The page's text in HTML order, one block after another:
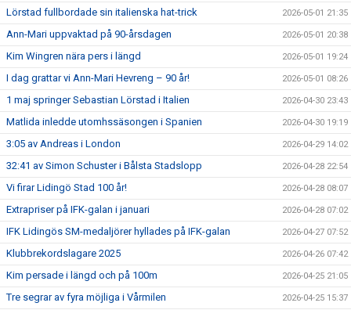
Lörstad fullbordade sin italienska hat-trick 2026-05-01 21:35
Ann-Mari uppvaktad på 90-årsdagen 2026-05-01 20:38
Kim Wingren nära pers i längd 2026-05-01 19:24
I dag grattar vi Ann-Mari Hevreng – 90 år! 2026-05-01 08:26
1 maj springer Sebastian Lörstad i Italien 2026-04-30 23:43
Matlida inledde utomhssäsongen i Spanien 2026-04-30 19:19
3:05 av Andreas i London 2026-04-29 14:02
32:41 av Simon Schuster i Bålsta Stadslopp 2026-04-28 22:54
Vi firar Lidingö Stad 100 år! 2026-04-28 08:07
Extrapriser på IFK-galan i januari 2026-04-28 07:02
IFK Lidingös SM-medaljörer hyllades på IFK-galan 2026-04-27 07:52
Klubbrekordslagare 2025 2026-04-26 07:42
Kim persade i längd och på 100m 2026-04-25 21:05
Tre segrar av fyra möjliga i Vårmilen 2026-04-25 15:37